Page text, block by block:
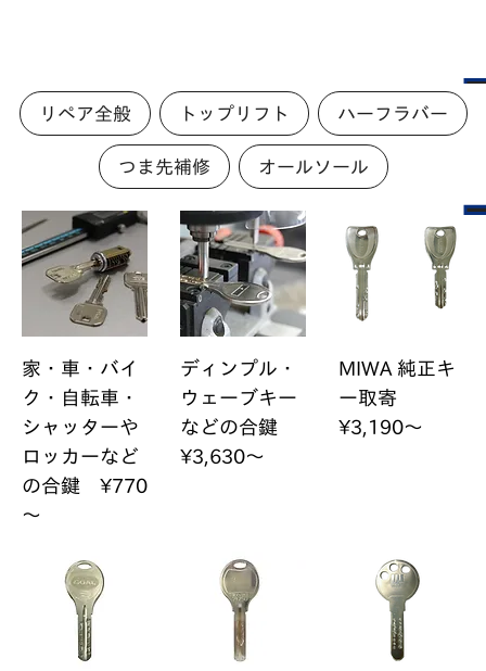
リペア全般 トップリフト ハーフラバー
つま先補修 オールソール
家・車・バイ
ク・自転車・
シャッターや
ロッカーなど
の合鍵 ¥770
～
ディンプル・
ウェーブキー
などの合鍵
¥3,630～
MIWA 純正キ
ー取寄
¥3,190～